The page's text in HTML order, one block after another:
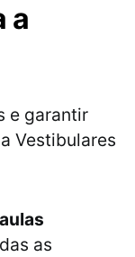
a
e garantir
Vestibulares
as